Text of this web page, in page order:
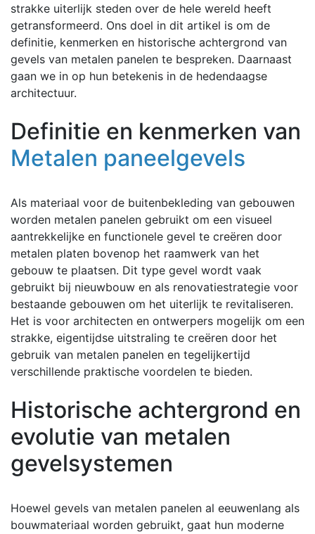
strakke uiterlijk steden over de hele wereld heeft
getransformeerd. Ons doel in dit artikel is om de
definitie, kenmerken en historische achtergrond van
gevels van metalen panelen te bespreken. Daarnaast
gaan we in op hun betekenis in de hedendaagse
architectuur.
Definitie en kenmerken van
Metalen paneelgevels
Als materiaal voor de buitenbekleding van gebouwen
worden metalen panelen gebruikt om een ​​visueel
aantrekkelijke en functionele gevel te creëren door
metalen platen bovenop het raamwerk van het
gebouw te plaatsen. Dit type gevel wordt vaak
gebruikt bij nieuwbouw en als renovatiestrategie voor
bestaande gebouwen om het uiterlijk te revitaliseren.
Het is voor architecten en ontwerpers mogelijk om een
​​strakke, eigentijdse uitstraling te creëren door het
gebruik van metalen panelen en tegelijkertijd
verschillende praktische voordelen te bieden.
Historische achtergrond en
evolutie van metalen
gevelsystemen
Hoewel gevels van metalen panelen al eeuwenlang als
bouwmateriaal worden gebruikt, gaat hun moderne